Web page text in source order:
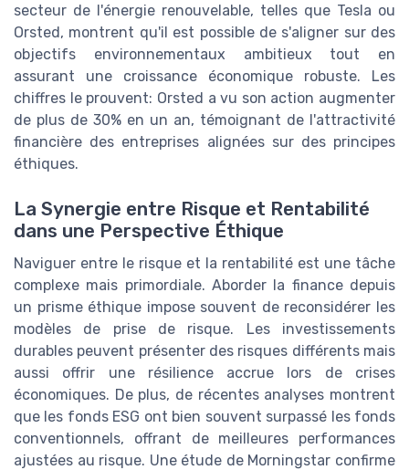
secteur de l'énergie renouvelable, telles que Tesla ou
Orsted, montrent qu'il est possible de s'aligner sur des
objectifs environnementaux ambitieux tout en
assurant une croissance économique robuste. Les
chiffres le prouvent: Orsted a vu son action augmenter
de plus de 30% en un an, témoignant de l'attractivité
financière des entreprises alignées sur des principes
éthiques.
La Synergie entre Risque et Rentabilité
dans une Perspective Éthique
Naviguer entre le risque et la rentabilité est une tâche
complexe mais primordiale. Aborder la finance depuis
un prisme éthique impose souvent de reconsidérer les
modèles de prise de risque. Les investissements
durables peuvent présenter des risques différents mais
aussi offrir une résilience accrue lors de crises
économiques. De plus, de récentes analyses montrent
que les fonds ESG ont bien souvent surpassé les fonds
conventionnels, offrant de meilleures performances
ajustées au risque. Une étude de Morningstar confirme